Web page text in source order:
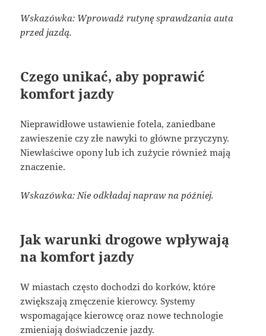
Wskazówka: Wprowadź rutynę sprawdzania auta
przed jazdą.
Czego unikać, aby poprawić
komfort jazdy
Nieprawidłowe ustawienie fotela, zaniedbane
zawieszenie czy złe nawyki to główne przyczyny.
Niewłaściwe opony lub ich zużycie również mają
znaczenie.
Wskazówka: Nie odkładaj napraw na później.
Jak warunki drogowe wpływają
na komfort jazdy
W miastach często dochodzi do korków, które
zwiększają zmęczenie kierowcy. Systemy
wspomagające kierowcę oraz nowe technologie
zmieniają doświadczenie jazdy.